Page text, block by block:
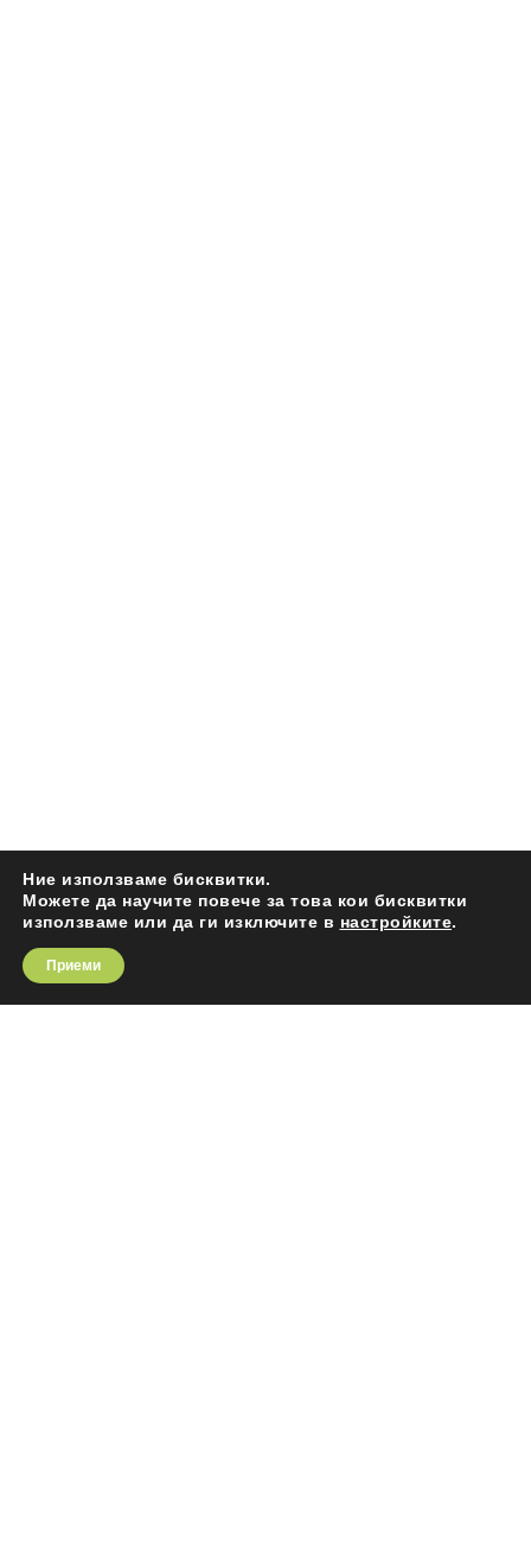
Ние използваме бисквитки.
Можете да научите повече за това кои бисквитки
използваме или да ги изключите в настройките.
Приеми